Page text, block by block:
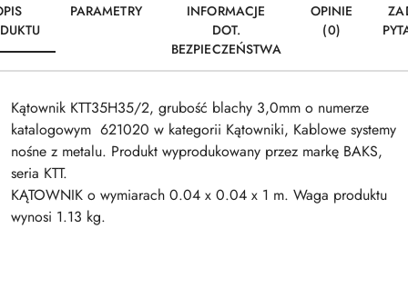
PARAMETRY
INFORMACJE
DOT.
BEZPIECZEŃSTWA
OPINIE
(0)
Kątownik KTT35H35/2, grubość blachy 3,0mm o numerze
katalogowym 621020 w kategorii Kątowniki, Kablowe systemy
nośne z metalu. Produkt wyprodukowany przez markę BAKS,
seria KTT.
KĄTOWNIK o wymiarach 0.04 x 0.04 x 1 m. Waga produktu
wynosi 1.13 kg.